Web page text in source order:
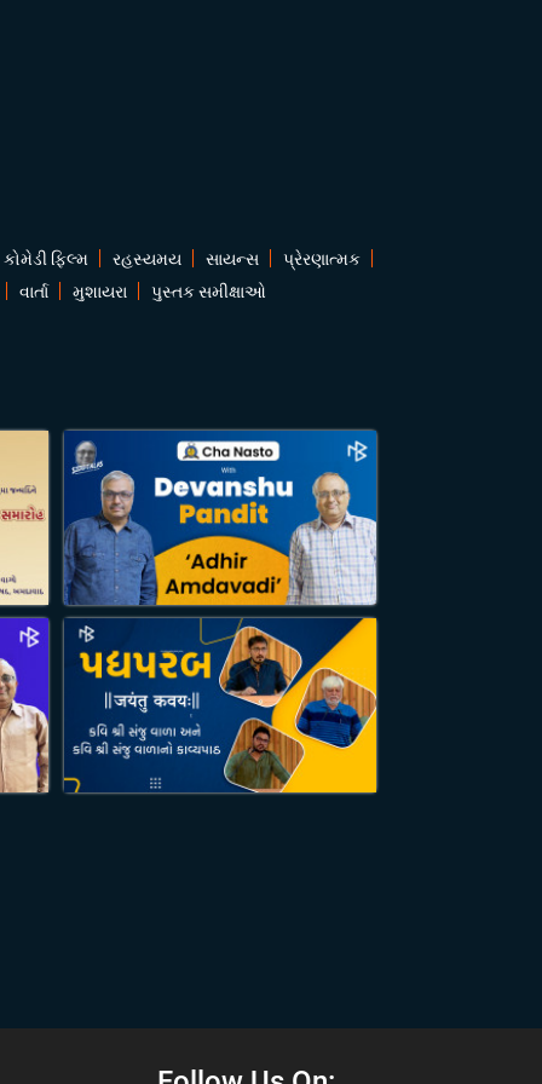
કોમેડી ફિલ્મ રહસ્યમય સાયન્સ
પ્રેરણાત્મક
વાર્તા
મુશાયરા પુસ્તક સમીક્ષાઓ